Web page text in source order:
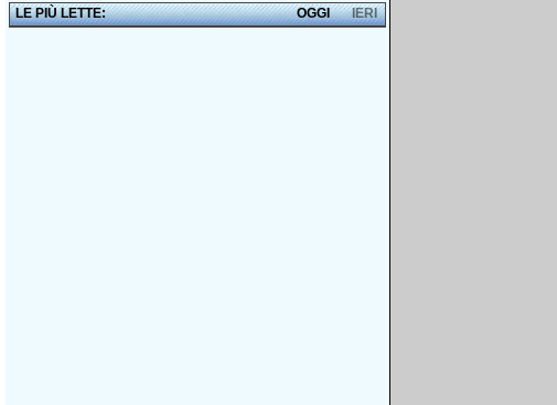
LE PIÙ LETTE: IERI
OGGI